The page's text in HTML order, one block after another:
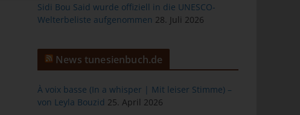
Sidi Bou Said wurde offiziell in die UNESCO-
Welterbeliste aufgenommen 28. Juli 2026
News tunesienbuch.de
À voix basse (In a whisper | Mit leiser Stimme) –
von Leyla Bouzid 25. April 2026